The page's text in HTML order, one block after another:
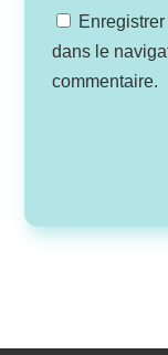
dans le
commentaire.